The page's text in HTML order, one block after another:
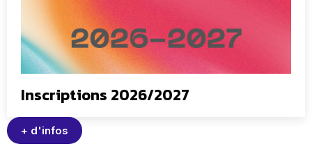
Inscriptions 2026/2027
+ d'infos